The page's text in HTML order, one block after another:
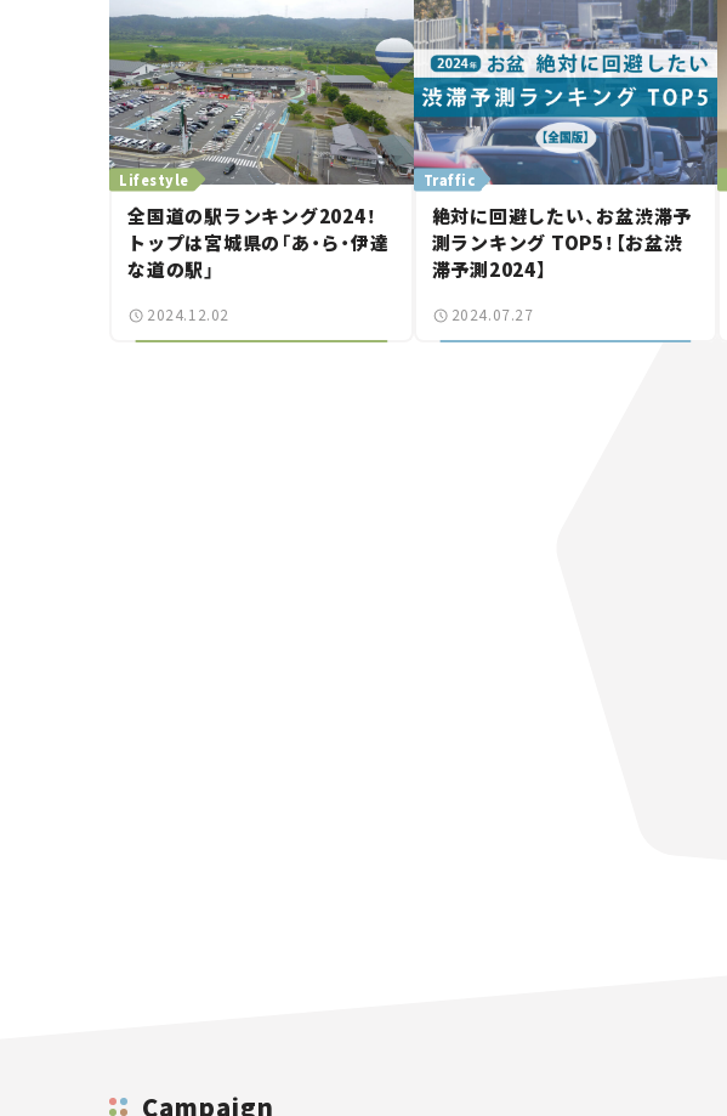
Lifestyle
全国道の駅ランキング2024！
トップは宮城県の「あ・ら・伊達
な道の駅」
2024.12.02
Traffic
絶対に回避したい、お盆渋滞予
測ランキング TOP5！【お盆渋
滞予測2024】
2024.07.27
Campaign